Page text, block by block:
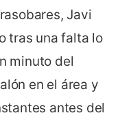
Javi
tras una falta lo
minuto del
en el área y
antes del